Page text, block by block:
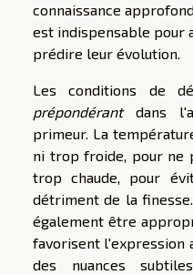
connaissance
est indispensable pour
prédire leur évolution.
Les conditions de
prépondérantdans
primeur. La
ni trop froide, pour ne
trop chaude, pour
détriment de la
également être
favorisent l'expression
des nuances